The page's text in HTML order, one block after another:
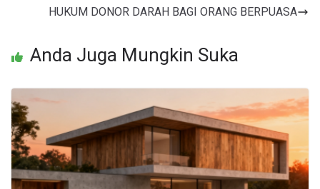
HUKUM DONOR DARAH BAGI ORANG BERPUASA
Anda Juga Mungkin Suka